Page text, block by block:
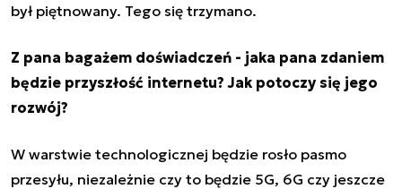
był piętnowany. Tego się trzymano.
Z pana bagażem doświadczeń - jaka pana zdaniem
będzie przyszłość internetu? Jak potoczy się jego
rozwój?
W warstwie technologicznej będzie rosło pasmo
przesyłu, niezależnie czy to będzie 5G, 6G czy jeszcze